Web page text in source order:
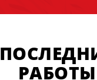
РАБОТЫ